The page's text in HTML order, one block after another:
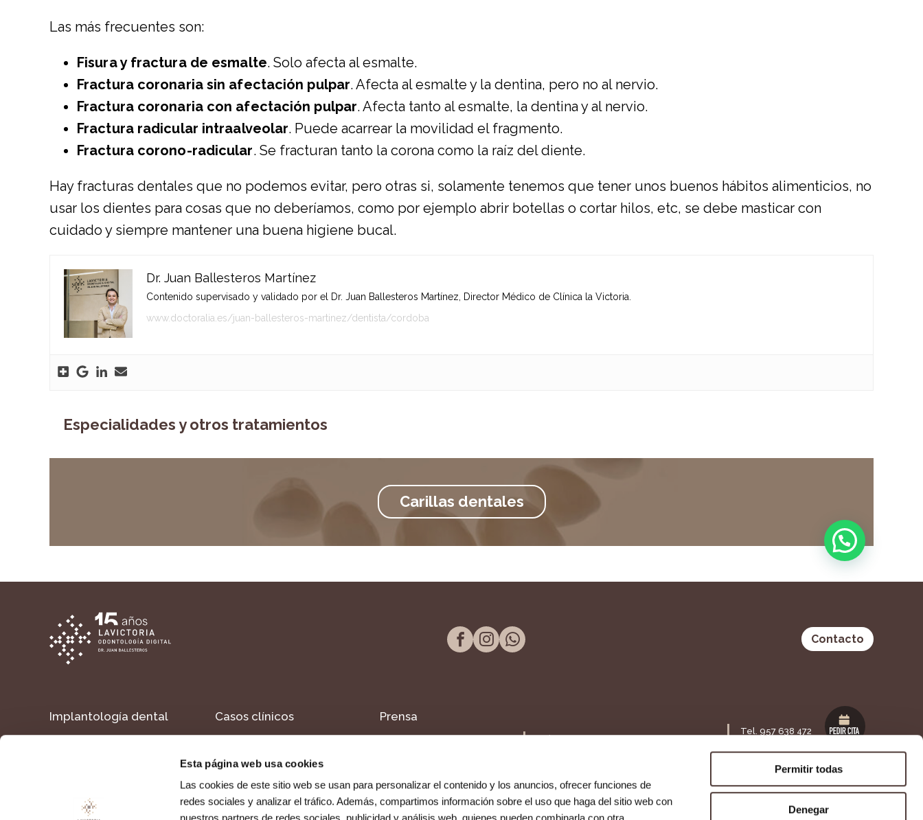
Esta página web usa cookies
Las cookies de este sitio web se usan para personalizar el contenido y los anuncios, ofrecer funciones de
redes sociales y analizar el tráfico. Además, compartimos información sobre el uso que haga del sitio web con
Permitir todas
Denegar
Las más frecuentes son:
Fisura y fractura de esmalte. Solo afecta al esmalte.
Fractura coronaria sin afectación pulpar. Afecta al esmalte y la dentina, pero no al nervio.
Fractura coronaria con afectación pulpar. Afecta tanto al esmalte, la dentina y al nervio.
Fractura radicular intraalveolar. Puede acarrear la movilidad el fragmento.
Fractura corono-radicular. Se fracturan tanto la corona como la raíz del diente.
Hay fracturas dentales que no podemos evitar, pero otras si, solamente tenemos que tener unos buenos hábitos alimenticios, no
usar los dientes para cosas que no deberíamos, como por ejemplo abrir botellas o cortar hilos, etc, se debe masticar con
cuidado y siempre mantener una buena higiene bucal.
Dr. Juan Ballesteros Martínez
Contenido supervisado y validado por el Dr. Juan Ballesteros Martínez, Director Médico de Clínica la Victoria.
www.doctoralia.es/juan-ballesteros-martinez/dentista/cordoba
Especialidades y otros tratamientos
Carillas dentales
Contacto
Implantología dental Casos clínicos Prensa
Contacto
Palmera
Tel. 957 298 661
Tel. 957 638 472
Córdoba